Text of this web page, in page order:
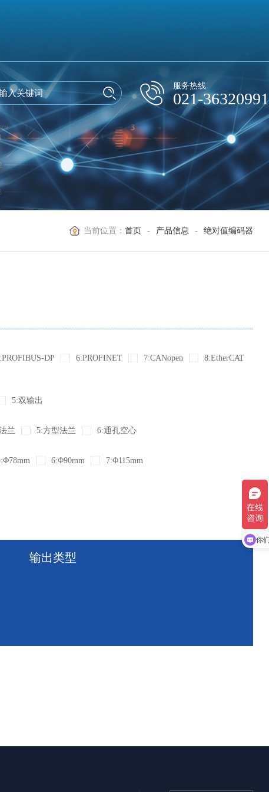
服务热线
021-36320991
当前位置：首页 - 产品信息 - 绝对值编码器
DP 6:PROFINET 7:CANopen
8:EtherCAT
5:双输出
兰 5:方型法兰 6:通孔空心
6:Φ90mm 7:Φ115mm
输出类型
你
现